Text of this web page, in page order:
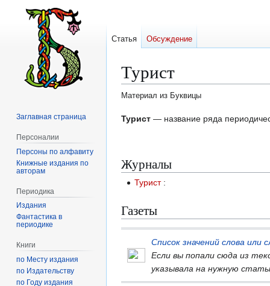
Турист
Материал из Буквицы
Перейти
Перейти
Турист — название ряда
Журналы
Турист:
Газеты
Список значений слова
Если вы попали сюда из
указывала на нужную
Статья Обсуждение
Заглавная страница
Персоналии
Персоны по алфавиту
Книжные издания по
авторам
Периодика
Издания
Фантастика в
периодике
Книги
по Месту издания
по Издательству
по Году издания